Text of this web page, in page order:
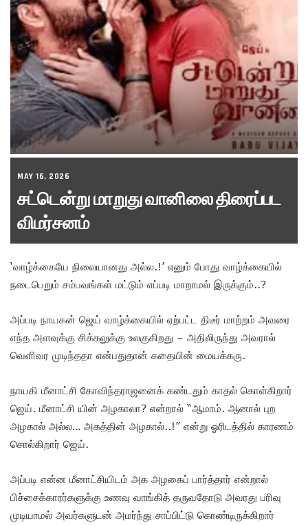
MAY 16, 2026
சட்டென்று மாறுது வானிலை திரைப்பட
விமர்சனம்
‘வாழ்க்கையே நிலையானது அல்ல.!’ எனும் போது வாழ்க்கையில்
நடைபெறும் சம்பவங்கள் மட்டும் எப்படி மாறாமல் இருக்கும்..?
அப்படி நாயகன் ஜெய் வாழ்க்கையில் ஏற்பட்ட திடீர் மாற்றம் அவரை
எந்த அளவுக்கு சிக்கலுக்கு உலகுகிறது – அதிலிருந்து அவரால்
வெளிவர முடிந்ததா என்பதுதான் கதையின் மையக்கரு.
நாயகி மீனாட்சி கோவிந்தராஜனைக் கண்டதும் காதல் கொள்கிறார்
ஜெய். மீனாட்சி யின் அழகாலா? என்றால் “ஆமாம். ஆனால் புற
அழகால் அல்ல… அகத்தின் அழகால்..!” என்று ஓரிடத்தில் காரணம்
சொல்கிறார் ஜெய்.
அப்படி என்ன மீனாட்சியிடம் அக அழகைப் பார்த்தார் என்றால்
பிச்சைக்காரர்களுக்கு உணவு வாங்கித் தருவதோடு அவரது பரிவு
முடியாமல் அவர்களுடன் அமர்ந்து சாப்பிட்டு கொண்டிருக்கிறார்